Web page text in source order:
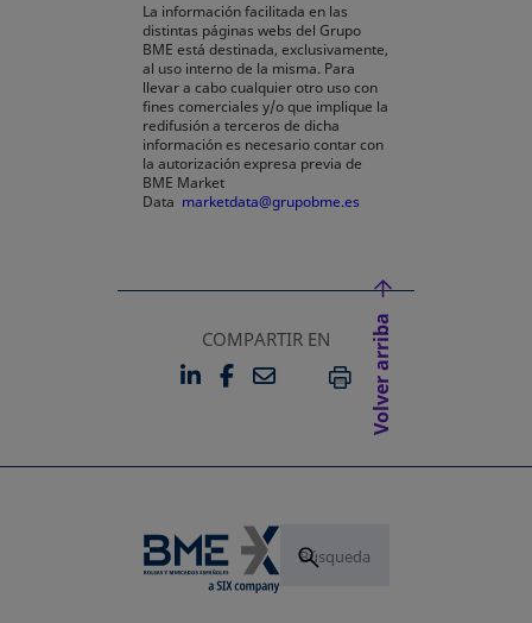
La información facilitada en las
distintas páginas webs del Grupo
BME está destinada, exclusivamente,
al uso interno de la misma. Para
llevar a cabo cualquier otro uso con
fines comerciales y/o que implique la
redifusión a terceros de dicha
información es necesario contar con
la autorización expresa previa de
BME Market
Data marketdata@grupobme.es
COMPARTIR EN
LINKEDIN
SE ABRE EN UNA PESTAÑA
FACEBOOK
SE ABRE EN UNA
EMAILIMPRIMIR
Volver arriba